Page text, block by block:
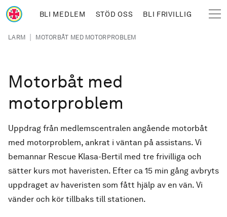
Hoppa till huvudinnehåll
BLI MEDLEM STÖD OSS BLI FRIVILLIG
Länkstig
LARM | MOTORBÅT MED MOTORPROBLEM
Motorbåt med
motorproblem
Uppdrag från medlemscentralen angående motorbåt
med motorproblem, ankrat i väntan på assistans. Vi
bemannar Rescue Klasa-Bertil med tre frivilliga och
sätter kurs mot haveristen. Efter ca 15 min gång avbryts
uppdraget av haveristen som fått hjälp av en vän. Vi
vänder och kör tillbaks till stationen.